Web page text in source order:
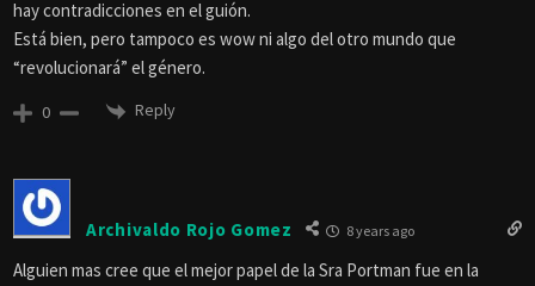
hay contradicciones en el guión.
Está bien, pero tampoco es wow ni algo del otro mundo que
“revolucionará” el género.
0 Reply
Archivaldo Rojo Gomez 8 years ago
Alguien mas cree que el mejor papel de la Sra Portman fue en la